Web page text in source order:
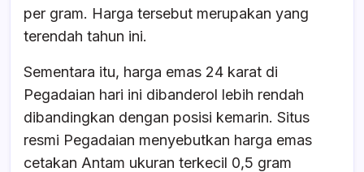
per gram. Harga tersebut merupakan yang
terendah tahun ini.
Sementara itu, harga emas 24 karat di
Pegadaian hari ini dibanderol lebih rendah
dibandingkan dengan posisi kemarin. Situs
resmi Pegadaian menyebutkan harga emas
cetakan Antam ukuran terkecil 0,5 gram